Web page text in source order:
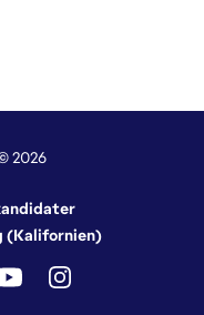
2026
(Kalifornien)